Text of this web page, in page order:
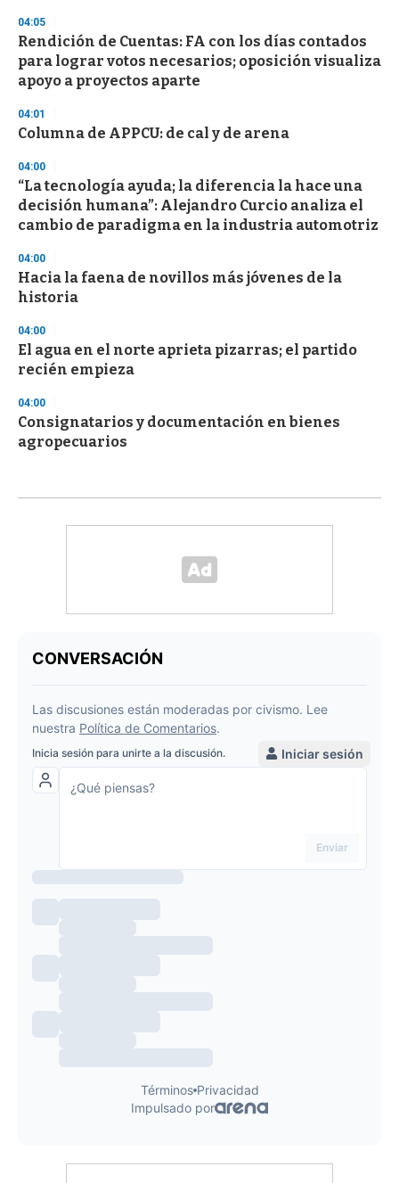
d
s
04:05
Rendición de Cuentas: FA con los días contados
para lograr votos necesarios; oposición visualiza
apoyo a proyectos aparte
04:01
Columna de APPCU: de cal y de arena
04:00
“La tecnología ayuda; la diferencia la hace una
decisión humana”: Alejandro Curcio analiza el
cambio de paradigma en la industria automotriz
04:00
Hacia la faena de novillos más jóvenes de la
historia
04:00
El agua en el norte aprieta pizarras; el partido
recién empieza
04:00
Consignatarios y documentación en bienes
agropecuarios